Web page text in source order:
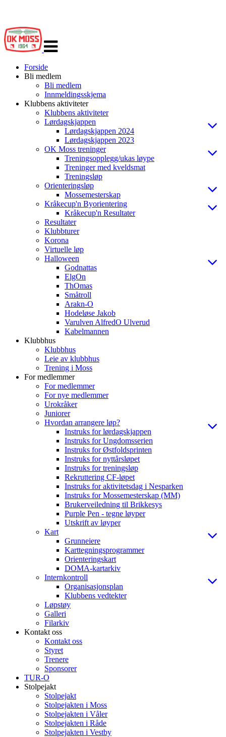
navigasjon
Forside
Bli medlem
Bli medlem
Innmeldingsskjema
Klubbens aktiviteter
Klubbens aktiviteter
Lørdagskjappen
Lørdagskjappen 2024
Lørdagskjappen 2023
OK Moss treninger
Treningsopplegg/ukas løype
Treninger med kveldsmat
Treningsløp
Orienteringsløp
Mossemesterskap
Kråkecup'n Byorientering
Kråkecup'n Resultater
Resultater
Klubbturer
Korona
Virtuelle løp
Halloween
Godnattas
ElgOn
ThOmas
Småtroll
Arakn-O
Hodeløse Jakob
Varulven AlfredO Ulverud
Kabelmannen
Klubbhus
Klubbhus
Leie av klubbhus
Trening i Moss
For medlemmer
For medlemmer
For nye medlemmer
Urokråker
Juniorer
Hvordan arrangere løp?
Instruks for lørdagskjappen
Instruks for Ungdomsserien
Instruks for Østfoldsprinten
Instruks for nyttårsløpet
Instruks for treningsløp
Rekruttering CF-løpet
Instruks for aktivitetsdag i Nesparken
Instruks for Mossemesterskap (MM)
Brukerveiledning til Brikkesys
Purple Pen - tegne løyper
Utskrift av løyper
Kart
Grunneiere
Karttegningsprogrammer
Orienteringskart
DOMA-kartarkiv
Internkontroll
Organisasjonsplan
Klubbens vedtekter
Løpstøy
Galleri
Filarkiv
Kontakt oss
Kontakt oss
Styret
Trenere
Sponsorer
TUR-O
Stolpejakt
Stolpejakt
Stolpejakten i Moss
Stolpejakten i Våler
Stolpejakten i Råde
Stolpejakten i Vestby